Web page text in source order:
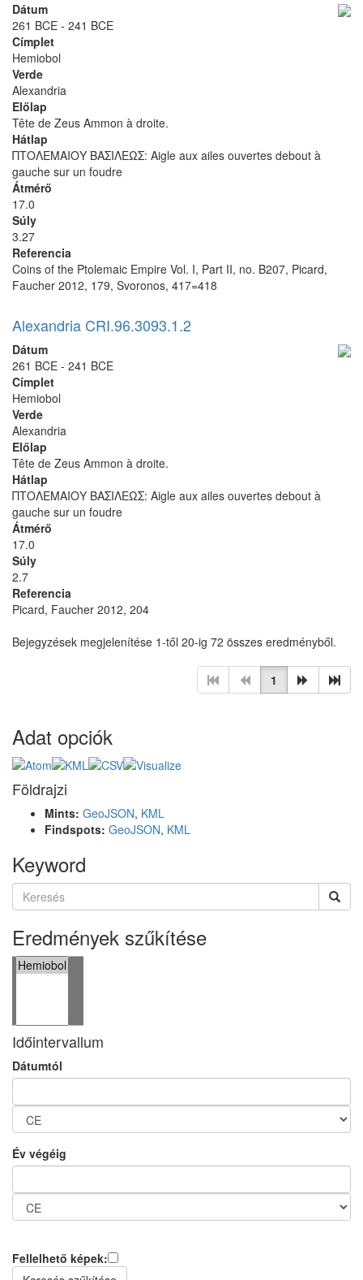
Dátum
261 BCE - 241 BCE
Címplet
Hemiobol
Verde
Alexandria
Előlap
Tête de Zeus Ammon à droite.
Hátlap
ΠΤΟΛΕΜΑΙΟΥ ΒΑΣΙΛΕΩΣ: Aigle aux ailes ouvertes debout à
gauche sur un foudre
Átmérő
17.0
Súly
3.27
Referencia
Coins of the Ptolemaic Empire Vol. I, Part II, no. B207, Picard,
Faucher 2012, 179, Svoronos, 417=418
Alexandria CRI.96.3093.1.2
Dátum
261 BCE - 241 BCE
Címplet
Hemiobol
Verde
Alexandria
Előlap
Tête de Zeus Ammon à droite.
Hátlap
ΠΤΟΛΕΜΑΙΟΥ ΒΑΣΙΛΕΩΣ: Aigle aux ailes ouvertes debout à
gauche sur un foudre
Átmérő
17.0
Súly
2.7
Referencia
Picard, Faucher 2012, 204
Bejegyzések megjelenítése 1-től 20-ig 72 összes eredményből.
1
Adat opciók
Földrajzi
Mints: GeoJSON, KML
Findspots: GeoJSON, KML
Keyword
Eredmények szűkítése
Időintervallum
Dátumtól
Év végéig
Fellelhető képek: